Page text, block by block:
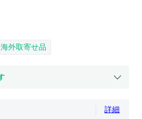
海外取寄せ品
詳細